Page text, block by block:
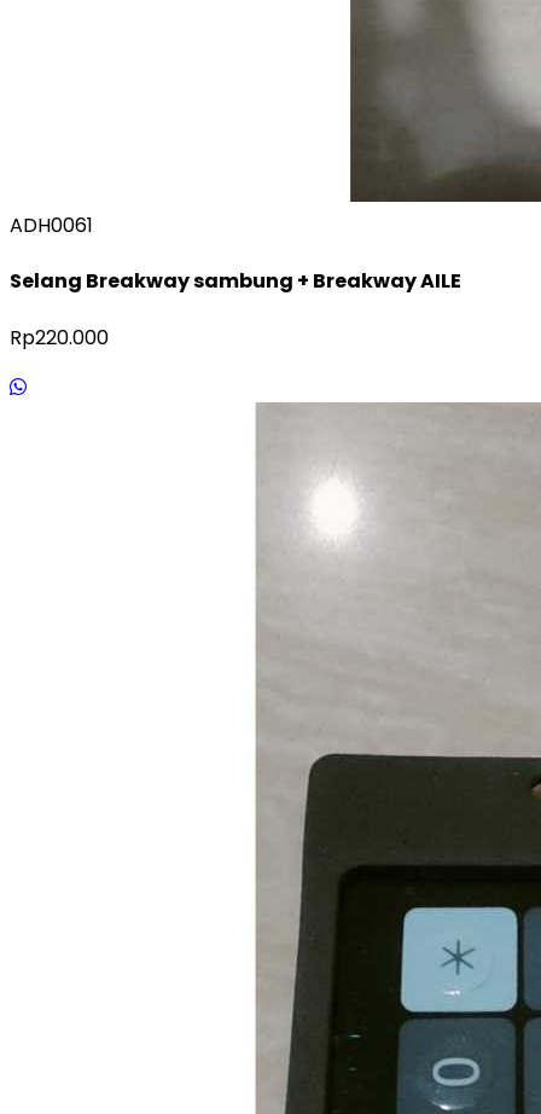
ADH0061
Selang Breakway sambung + Breakway AILE
Rp220.000